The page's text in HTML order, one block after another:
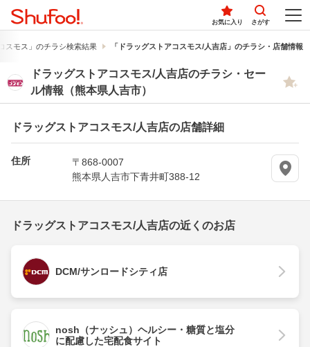
お気に入り さがす
スモス」のチラシ検索結果 「ドラッグストアコスモス/人吉店」のチラシ・店舗情報
ドラッグストアコスモス/人吉店のチラシ・セー
ル情報（熊本県人吉市）
ドラッグストアコスモス/人吉店の店舗詳細
住所
〒868-0007
熊本県人吉市下青井町388-12
ドラッグストアコスモス/人吉店の近くのお店
DCM/サンロードシティ店
nosh（ナッシュ）ヘルシー・糖質と塩分
に配慮した宅配食サイト